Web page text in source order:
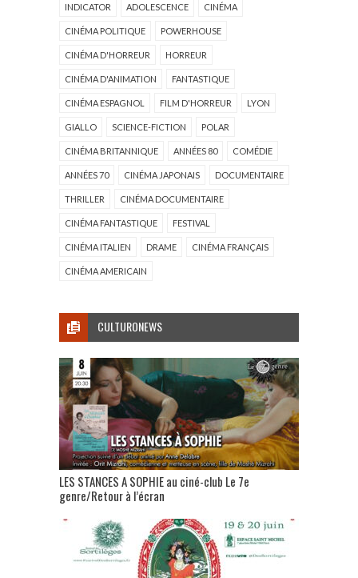
INDICATOR ADOLESCENCE CINÉMA
CINÉMA POLITIQUE POWERHOUSE
CINÉMA D'HORREUR HORREUR
CINÉMA D'ANIMATION FANTASTIQUE
CINÉMA ESPAGNOL FILM D'HORREUR LYON
GIALLO SCIENCE-FICTION POLAR
CINÉMA BRITANNIQUE ANNÉES 80 COMÉDIE
ANNÉES 70 CINÉMA JAPONAIS DOCUMENTAIRE
THRILLER CINÉMA DOCUMENTAIRE
CINÉMA FANTASTIQUE FESTIVAL
CINÉMA ITALIEN DRAME CINÉMA FRANÇAIS
CINÉMA AMERICAIN
CULTURONEWS
LES STANCES A SOPHIE au ciné-club Le 7e
genre/Retour à l’écran